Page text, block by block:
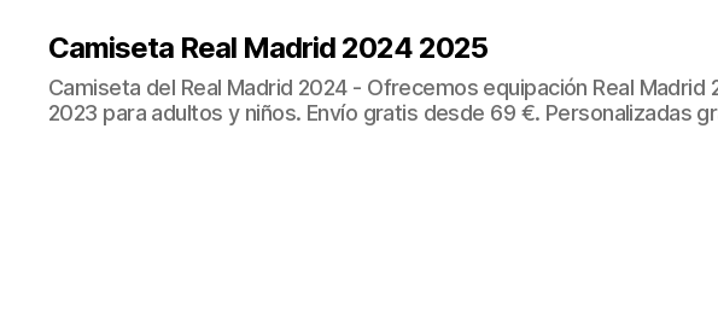
Camiseta Real Madrid 2024 2025
Camiseta del Real Madrid 2024 - Ofrecemos equipación Real Madrid
2023 para adultos y niños. Envío gratis desde 69 €. Personalizadas